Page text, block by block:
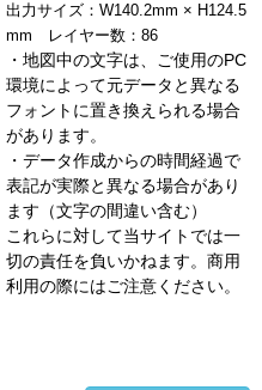
出力サイズ：W140.2mm × H124.5
mm レイヤー数：86
・地図中の文字は、ご使用のPC
環境によって元データと異なる
フォントに置き換えられる場合
があります。
・データ作成からの時間経過で
表記が実際と異なる場合があり
ます（文字の間違い含む）
これらに対して当サイトでは一
切の責任を負いかねます。商用
利用の際にはご注意ください。